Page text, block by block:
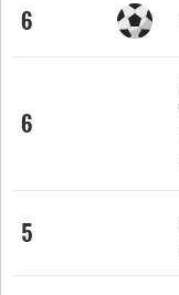
6
6
5